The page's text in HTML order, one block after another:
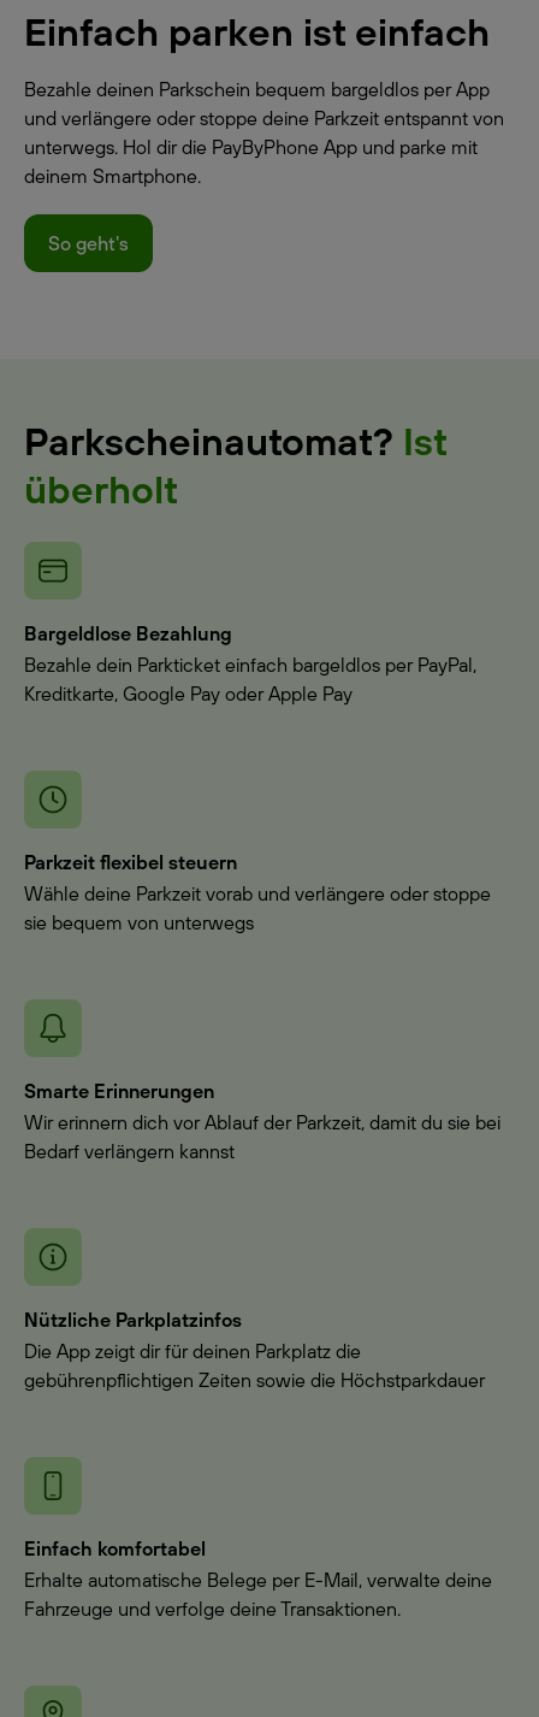
Einfach parken ist einfach
Bezahle deinen Parkschein bequem bargeldlos per App
und verlängere oder stoppe deine Parkzeit entspannt von
unterwegs. Hol dir die PayByPhone App und parke mit
deinem Smartphone.
So geht's
Parkscheinautomat? Ist
überholt
Bargeldlose Bezahlung
Bezahle dein Parkticket einfach bargeldlos per PayPal,
Kreditkarte, Google Pay oder Apple Pay
Parkzeit flexibel steuern
Wähle deine Parkzeit vorab und verlängere oder stoppe
sie bequem von unterwegs
Smarte Erinnerungen
Wir erinnern dich vor Ablauf der Parkzeit, damit du sie bei
Bedarf verlängern kannst
Nützliche Parkplatzinfos
Die App zeigt dir für deinen Parkplatz die
gebührenpflichtigen Zeiten sowie die Höchstparkdauer
Einfach komfortabel
Erhalte automatische Belege per E-Mail, verwalte deine
Fahrzeuge und verfolge deine Transaktionen.